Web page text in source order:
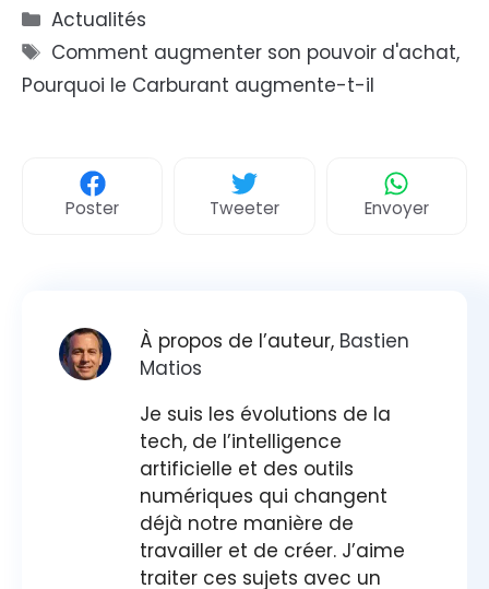
Catégories
Actualités
Étiquettes
Comment augmenter son pouvoir d'achat,
Pourquoi le Carburant augmente-t-il
Poster Tweeter Envoyer
À propos de l’auteur, Bastien
Matios
Je suis les évolutions de la
tech, de l’intelligence
artificielle et des outils
numériques qui changent
déjà notre manière de
travailler et de créer. J’aime
traiter ces sujets avec un